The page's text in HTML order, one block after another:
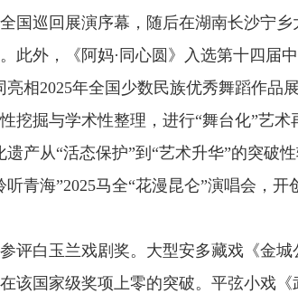
国巡回展演序幕，随后在湖南长沙宁
此外，《阿妈·同心圆》入选第十四届
相2025年全国少数民族优秀舞蹈作品展
掘与学术性整理，进行“舞台化”艺术
产从“活态保护”到“艺术升华”的突破
青海”2025马全“花漫昆仑”演唱会，开
白玉兰戏剧奖。大型安多藏戏《金城
该国家级奖项上零的突破。平弦小戏